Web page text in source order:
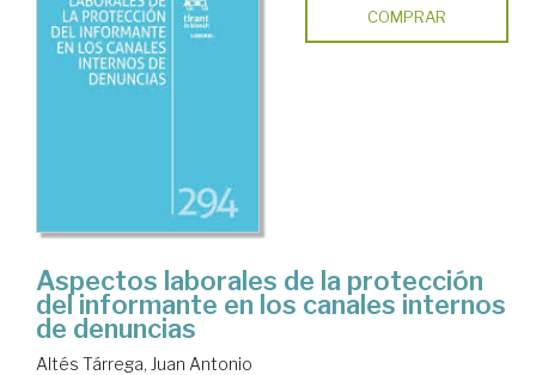
COMPRAR
Aspectos laborales de la protección
del informante en los canales internos
de denuncias
Altés Tárrega, Juan Antonio